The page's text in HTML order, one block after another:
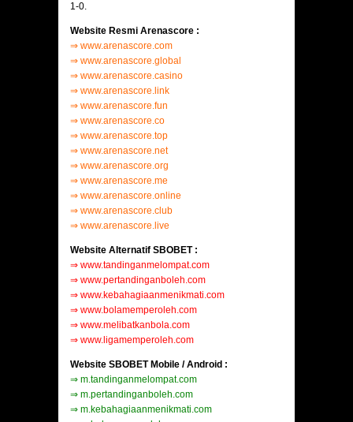
1-0.
Website Resmi Arenascore :
⇒ www.arenascore.com
⇒ www.arenascore.global
⇒ www.arenascore.casino
⇒ www.arenascore.link
⇒ www.arenascore.fun
⇒ www.arenascore.co
⇒ www.arenascore.top
⇒ www.arenascore.net
⇒ www.arenascore.org
⇒ www.arenascore.me
⇒ www.arenascore.online
⇒ www.arenascore.club
⇒ www.arenascore.live
Website Alternatif SBOBET :
⇒ www.tandinganmelompat.com
⇒ www.pertandinganboleh.com
⇒ www.kebahagiaanmenikmati.com
⇒ www.bolamemperoleh.com
⇒ www.melibatkanbola.com
⇒ www.ligamemperoleh.com
Website SBOBET Mobile / Android :
⇒ m.tandinganmelompat.com
⇒ m.pertandinganboleh.com
⇒ m.kebahagiaanmenikmati.com